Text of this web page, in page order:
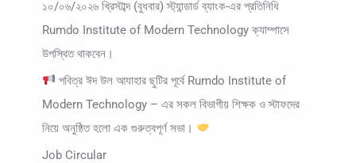
১০/০৬/২০২৬ খ্রিস্টাব্দ (বুধবার) স্ট্যান্ডার্ড ব্যাংক-এর প্রতিনিধি
Rumdo Institute of Modern Technology ক্যাম্পাসে
উপস্থিত থাকবেন।
পবিত্র ঈদ উল আযাহার ছুটির পূর্বে Rumdo Institute of
Modern Technology – এর সকল বিভাগীয় শিক্ষক ও স্টাফদের
নিয়ে অনুষ্ঠিত হলো এক গুরুত্বপূর্ণ সভা।
Job Circular